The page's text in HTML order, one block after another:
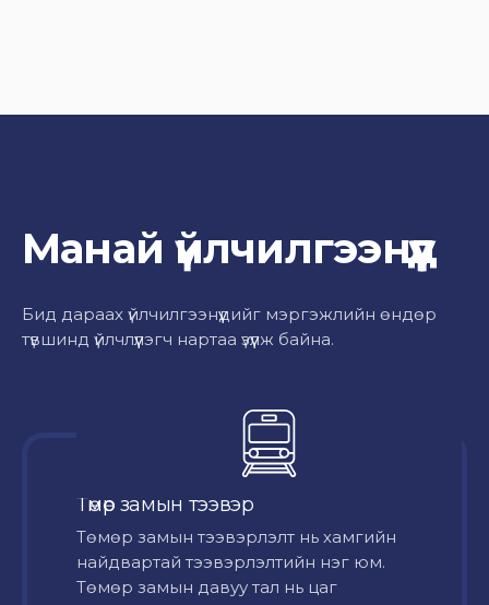
Манай үйлчилгээнүүд
Бид дараах үйлчилгээнүүдийг мэргэжлийн өндөр
түвшинд үйлчлүүлэгч нартаа үзүүлж байна.
Төмөр замын тээвэр
Төмөр замын тээвэрлэлт нь хамгийн
найдвартай тээвэрлэлтийн нэг юм.
Төмөр замын давуу тал нь цаг